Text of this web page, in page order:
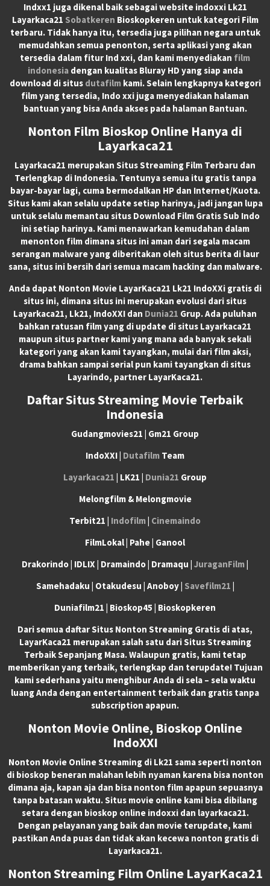
Indxx1 juga dikenal baik sebagai website indoxxi Lk21
Layarkaca21 Sobatkeren Bioskopkeren untuk kategori Film
terbaru. Tidak hanya itu, tersedia juga pilihan negara untuk
memudahkan semua penonton, serta aplikasi yang akan
tersedia dalam fitur Ind xxi, dan kami menyediakan film
indonesiadengan kualitas Bluray HD yang siap anda
download di situs dutafilmkami. Selain lengkapnya kategori
film yang tersedia, Indo xxi juga menyediakan halaman
bantuan yang bisa Anda akses pada halaman Bantuan.
Nonton Film Bioskop Online Hanya di
Layarkaca21
Layarkaca21 merupakan Situs Streaming Film Terbaru dan
Terlengkap di Indonesia. Tentunya semua itu gratis tanpa
bayar-bayar lagi, cuma bermodalkan HP dan Internet/Kuota.
Situs kami akan selalu update setiap harinya, jadi jangan lupa
untuk selalu memantau situs Download Film Gratis Sub Indo
ini setiap harinya. Kami menawarkan kemudahan dalam
menonton film dimana situs ini aman dari segala macam
serangan malware yang diberitakan oleh situs berita di laur
sana, situs ini bersih dari semua macam hacking dan malware.
Anda dapat Nonton Movie LayarKaca21 Lk21 IndoXXigratis di
situs ini, dimana situs ini merupakan evolusi dari situs
Layarkaca21, Lk21, IndoXXI dan Dunia21 Grup. Ada puluhan
bahkan ratusan film yang di update di situs Layarkaca21
maupun situs partner kami yang mana ada banyak sekali
kategori yang akan kami tayangkan, mulai dari film aksi,
drama bahkan sampai serial pun kami tayangkan di situs
Layarindo, partner LayarKaca21.
Daftar Situs Streaming Movie Terbaik
Indonesia
Gudangmovies21 | Gm21 Group
IndoXXI | Dutafilm Team
Layarkaca21 | LK21 | Dunia21 Group
Melongfilm & Melongmovie
Terbit21 | Indofilm| Cinemaindo
FilmLokal | Pahe | Ganool
Drakorindo | IDLIX | Dramaindo | Dramaqu | JuraganFilm|
Samehadaku | Otakudesu | Anoboy | Savefilm21 |
Duniafilm21 | Bioskop45 | Bioskopkeren
Dari semua daftar Situs Nonton Streaming Gratis di atas,
LayarKaca21 merupakan salah satu dari Situs Streaming
Terbaik Sepanjang Masa. Walaupun gratis, kami tetap
memberikan yang terbaik, terlengkap dan terupdate! Tujuan
kami sederhana yaitu menghibur Anda di sela – sela waktu
luang Anda dengan entertainment terbaik dan gratis tanpa
subscription apapun.
Nonton Movie Online, Bioskop Online
IndoXXI
Nonton Movie Online Streaming di Lk21 sama seperti nonton
di bioskop beneran malahan lebih nyaman karena bisa nonton
dimana aja, kapan aja dan bisa nonton film apapun sepuasnya
tanpa batasan waktu. Situs movie online kami bisa dibilang
setara dengan bioskop online indoxxi dan layarkaca21.
Dengan pelayanan yang baik dan movie terupdate, kami
pastikan Anda puas dan tidak akan kecewa nonton gratis di
Layarkaca21.
Nonton Streaming Film Online LayarKaca21